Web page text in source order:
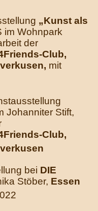
„Kunst als
im Wohnpark
der
Club,
mit
Johanniter Stift,
Club,
bei DIE
Stöber, Essen